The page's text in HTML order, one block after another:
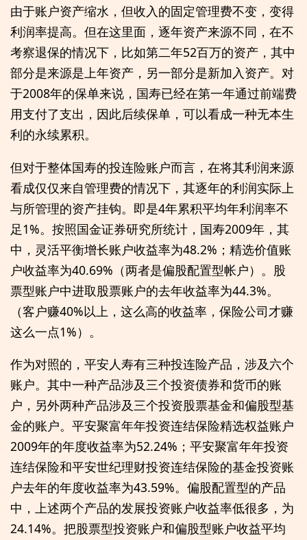
由于账户资产缩水，但收入的固定管理费不变，变得
利润率提高。但在这里面，逐年资产来源不同，在不
考察退保的情况下，比如第二年52百万的资产，其中
部分是来源是上年资产，另一部分是新加入资产。对
于2008年的保单来说，国寿已经在第一年通过前端费
用支付了支出，因此后续保单，可以看成一种无本生
利的永续累积。
但对于整体国寿的投连险账户而言，在将其利润来源
看成仅仅来自管理费的情况下，其逐年的利润实际上
与所管理的资产挂钩。即是4年累积平均年利润率不
足1%。按照国金证券研究所统计，国寿2009年，其
中，灵活平衡增长账户收益率为48.2%；精选价值账
户收益率为40.69%（两者是偏股配置型帐户）。股
票型账户中进取股票账户的去年收益率为44.3%。
（客户赚40%以上，这么高的收益率，保险公司才赚
这么一点1%）。
作为对照的，平安人寿有三种投连险产品，涉及六个
账户。其中一种产品涉及三个投资债券和货币的账
户，另外两种产品涉及三个投资股票基金和偏股型基
金的账户。平安聚富年年投资连结保险精选权益账户
2009年的年度收益率为52.24%；平安聚富年年投资
连结保险和平安世纪理财投资连结保险的基金投资账
户去年的年度收益率为43.59%。偏股配置型的产品
中，上述两个产品的发展投资账户收益率低很多，为
24.14%。把股票型投资账户和偏股型账户收益平均